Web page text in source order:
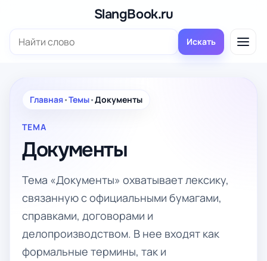
содержимому
SlangBook.ru
Поиск: Искать
Главная•Темы•Документы
ТЕМА
Документы
Тема «Документы» охватывает лексику,
связанную с официальными бумагами,
справками, договорами и
делопроизводством. В нее входят как
формальные термины, так и